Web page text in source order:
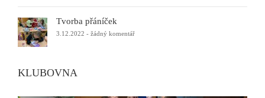
Tvorba přáníček
3.12.2022 - žádný komentář
KLUBOVNA